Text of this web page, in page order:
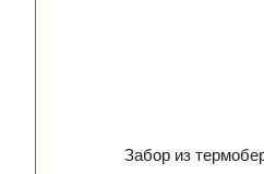
Забор из